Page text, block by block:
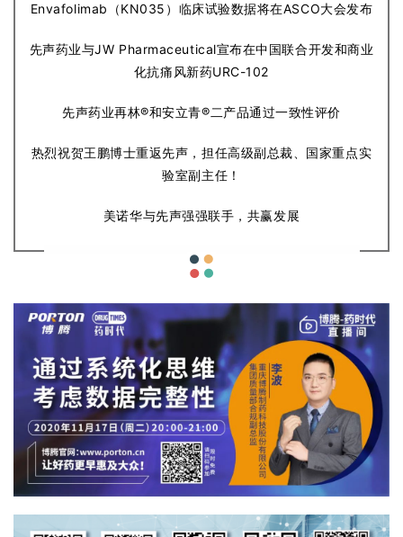
Envafolimab（KN035）临床试验数据将在ASCO大会发布
先声药业与JW Pharmaceutical宣布在中国联合开发和商业
化抗痛风新药URC-102
先声药业再林®和安立青®二产品通过一致性评价
热烈祝贺王鹏博士重返先声，担任高级副总裁、国家重点实
验室副主任！
美诺华与先声强强联手，共赢发展